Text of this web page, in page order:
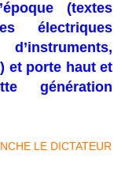
(textes
électriques
et porte haut et
génération